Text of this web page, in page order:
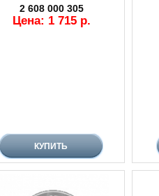
2 608 000 305
Цена: 1 715 р.